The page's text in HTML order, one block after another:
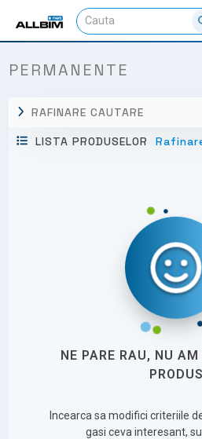
PERMANENTE
RAFINARE CAUTARE
LISTA PRODUSELOR
NE PARE RAU, NU
PRODUS
Incearca sa modifici criteriile
gasi ceva interesant,